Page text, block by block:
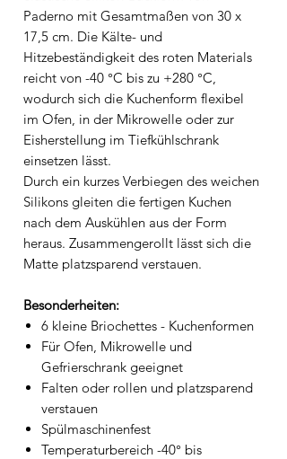
Paderno mit Gesamtmaßen von 30 x
17,5 cm. Die Kälte- und
Hitzebeständigkeit des roten Materials
reicht von -40 °C bis zu +280 °C,
wodurch sich die Kuchenform flexibel
im Ofen, in der Mikrowelle oder zur
Eisherstellung im Tiefkühlschrank
einsetzen lässt.
Durch ein kurzes Verbiegen des weichen
Silikons gleiten die fertigen Kuchen
nach dem Auskühlen aus der Form
heraus. Zusammengerollt lässt sich die
Matte platzsparend verstauen.
Besonderheiten:
6 kleine Briochettes - Kuchenformen
Für Ofen, Mikrowelle und
Gefrierschrank geeignet
Falten oder rollen und platzsparend
verstauen
Spülmaschinenfest
Temperaturbereich -40° bis